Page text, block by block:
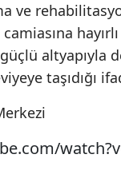
ve
güçlü
taşıdığı